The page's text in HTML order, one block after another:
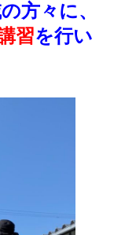
方々に、
習を行い